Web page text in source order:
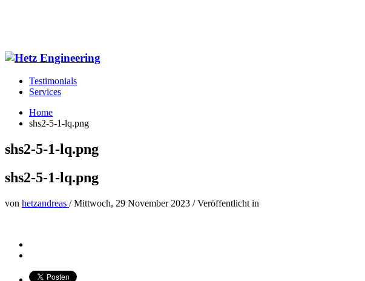
Testimonials
Services
Home
shs2-5-1-lq.png
shs2-5-1-lq.png
shs2-5-1-lq.png
von hetzandreas /Mittwoch, 29 November 2023 /Veröffentlicht in